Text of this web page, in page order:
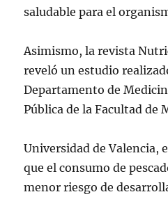
saludable para el
Asimismo, la revista
reveló un estudio
Departamento de
Pública de la Facultad de
Universidad de Valencia,
que el consumo de
menor riesgo de